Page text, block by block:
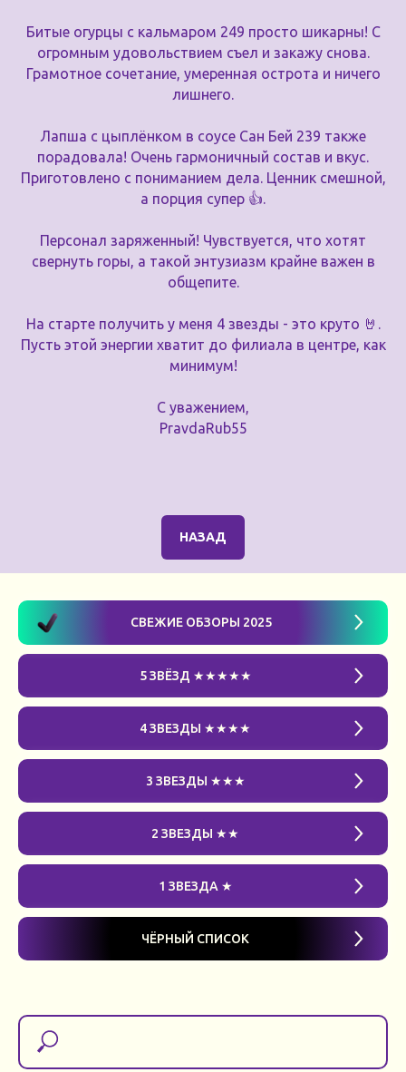
Битые огурцы с кальмаром 249 просто шикарны! С
огромным удовольствием съел и закажу снова.
Грамотное сочетание, умеренная острота и ничего
лишнего.
Лапша с цыплёнком в соусе Сан Бей 239 также
порадовала! Очень гармоничный состав и вкус.
Приготовлено с пониманием дела. Ценник смешной,
а порция супер 👍.
Персонал заряженный! Чувствуется, что хотят
свернуть горы, а такой энтузиазм крайне важен в
общепите.
На старте получить у меня 4 звезды - это круто 🤘.
Пусть этой энергии хватит до филиала в центре, как
минимум!
С уважением,
PravdaRub55
НАЗАД
СВЕЖИЕ ОБЗОРЫ 2025
5 ЗВЁЗД ★★★★★
4 ЗВЕЗДЫ ★★★★
3 ЗВЕЗДЫ ★★★
2 ЗВЕЗДЫ ★★
1 ЗВЕЗДА ★
ЧЁРНЫЙ СПИСОК